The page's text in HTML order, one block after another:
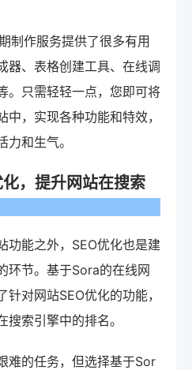
制作服务提供了很多有用
器、表格创建工具、在线调
。只需轻轻一点，您即可将
，实现各种功能和特效，
和生气。
，提升网站在搜索
功能之外，SEO优化也是建
环节。基于Sora的在线网
对网站SEO优化的功能，
索引擎中的排名。
难的任务，但选择基于Sor